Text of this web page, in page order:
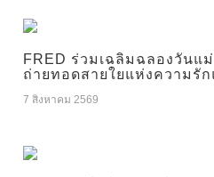
FRED ร่วมเฉลิมฉลองวันแ
ถ่ายทอดสายใยแห่งความรั
7 สิงหาคม 2569